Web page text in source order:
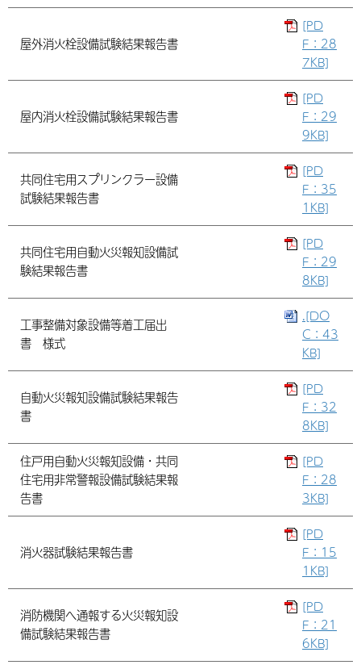
屋外消火栓設備試験結果報告書
[PD
F：28
7KB]
屋内消火栓設備試験結果報告書
[PD
F：29
9KB]
共同住宅用スプリンクラー設備
試験結果報告書
[PD
F：35
1KB]
共同住宅用自動火災報知設備試
験結果報告書
[PD
F：29
8KB]
工事整備対象設備等着工届出
書 様式
.[DO
C：43
KB]
自動火災報知設備試験結果報告
書
[PD
F：32
8KB]
住戸用自動火災報知設備・共同
住宅用非常警報設備試験結果報
告書
[PD
F：28
3KB]
消火器試験結果報告書
[PD
F：15
1KB]
消防機関へ通報する火災報知設
備試験結果報告書
[PD
F：21
6KB]